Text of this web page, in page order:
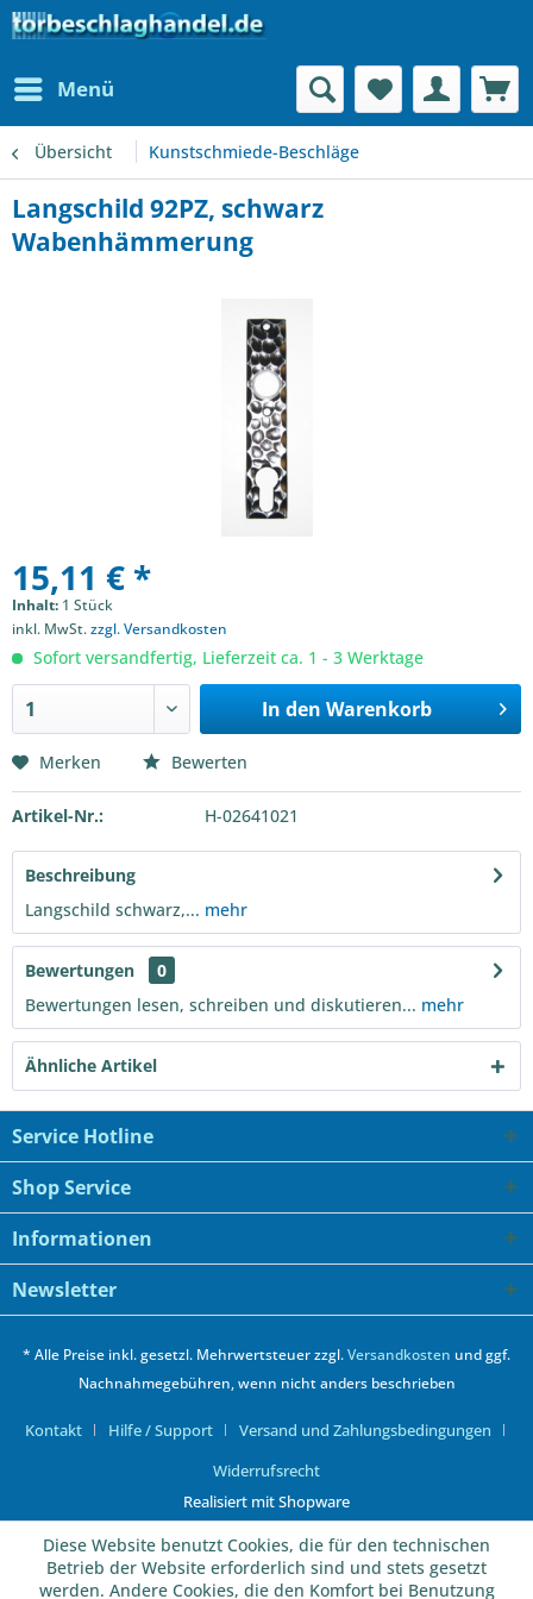
Menü
Übersicht Kunstschmiede-Beschläge
Langschild 92PZ, schwarz
Wabenhämmerung
15,11 € *
Inhalt: 1 Stück
inkl. MwSt.zzgl. Versandkosten
Sofort versandfertig, Lieferzeit ca. 1 - 3 Werktage
In den Warenkorb
Merken Bewerten
Artikel-Nr.: H-02641021
Beschreibung
Langschild schwarz,... mehr
Bewertungen
0
Bewertungen lesen, schreiben und diskutieren... mehr
Ähnliche Artikel
Service Hotline
Shop Service
Informationen
Newsletter
* Alle Preise inkl. gesetzl. Mehrwertsteuer zzgl.Versandkosten und ggf.
Nachnahmegebühren, wenn nicht anders beschrieben
Kontakt Hilfe / Support
Versand und Zahlungsbedingungen
Widerrufsrecht
Realisiert mit Shopware
Diese Website benutzt Cookies, die für den technischen
Betrieb der Website erforderlich sind und stets gesetzt
werden. Andere Cookies, die den Komfort bei Benutzung